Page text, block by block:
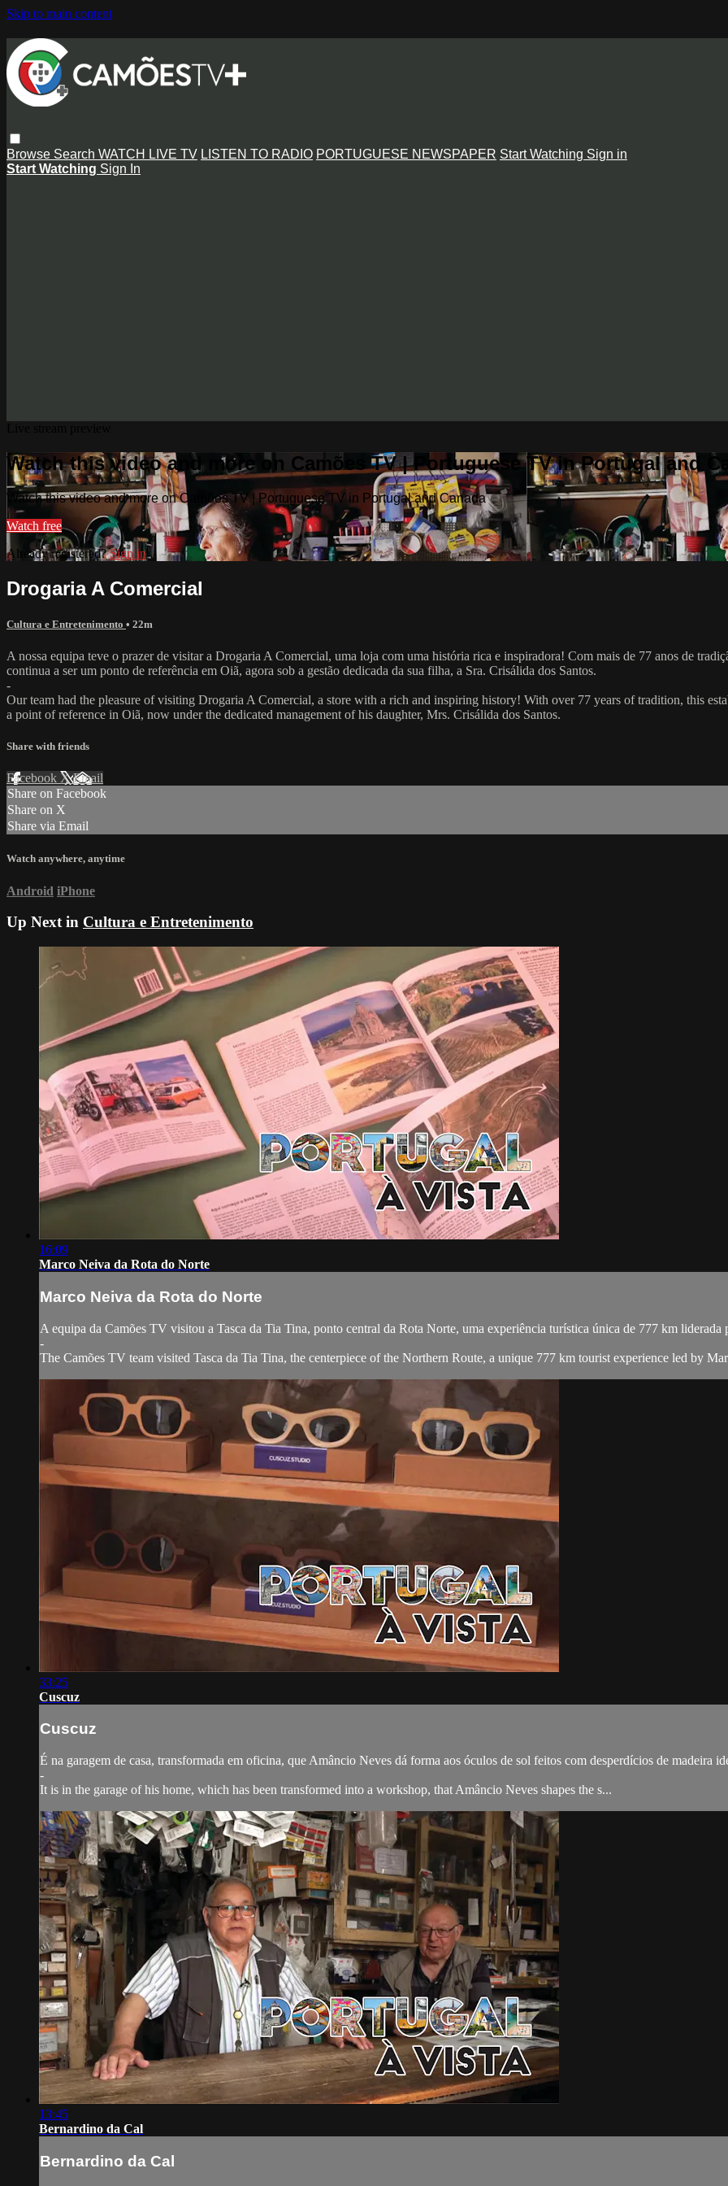
Skip to main content
Browse Search WATCH LIVE TV LISTEN TO RADIO PORTUGUESE NEWSPAPER Start Watching Sign in
Start Watching Sign In
Watch this video and more on Camões TV | Portuguese TV in Portugal and
Watch this video and more on Camões TV | Portuguese TV in Portugal and Canada
Watch free
Already registered?Sign in
Drogaria A Comercial
Cultura e Entretenimento • 22m
A nossa equipa teve o prazer de visitar a Drogaria A Comercial, uma loja com uma história rica e inspiradora! Com mais de 77 anos de
continua a ser um ponto de referência em Oiã, agora sob a gestão dedicada da sua filha, a Sra. Crisálida dos Santos.
-
Our team had the pleasure of visiting Drogaria A Comercial, a store with a rich and inspiring history! With over 77 years of tradition, this
a point of reference in Oiã, now under the dedicated management of his daughter, Mrs. Crisálida dos Santos.
Share with friends
Facebook XEmail
Share on Facebook
Share on X
Share via Email
Watch anywhere, anytime
Android iPhone
Up Next in Cultura e Entretenimento
16:09
Marco Neiva da Rota do Norte
Marco Neiva da Rota do Norte
A equipa da Camões TV visitou a Tasca da Tia Tina, ponto central da Rota Norte, uma experiência turística única de 777 km liderada
-
The Camões TV team visited Tasca da Tia Tina, the centerpiece of the Northern Route, a unique 777 km tourist experience led by
33:25
Cuscuz
Cuscuz
É na garagem de casa, transformada em oficina, que Amâncio Neves dá forma aos óculos de sol feitos com desperdícios de madeira
-
It is in the garage of his home, which has been transformed into a workshop, that Amâncio Neves shapes the s...
13:45
Bernardino da Cal
Bernardino da Cal